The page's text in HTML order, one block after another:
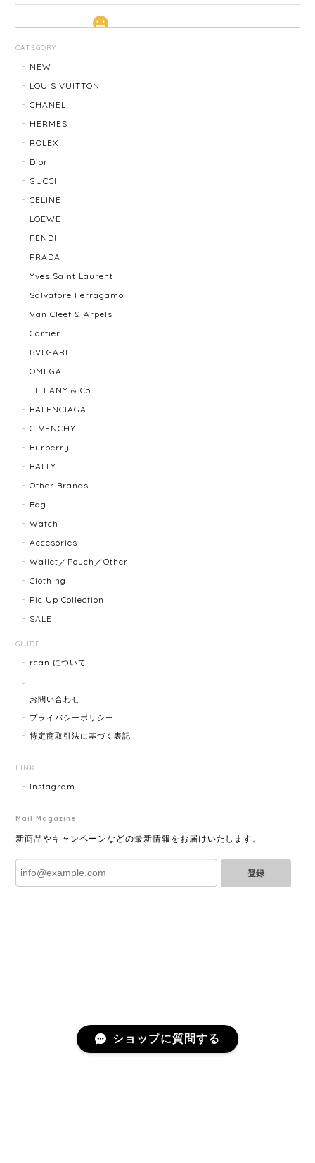
でした！ありがとうございました。また機会ありまし
たら利用させていただきたいと思いました🙇‍♀️
迅速に対応してくださり、ありがとうございます。 品
物の状態も良く、満足しております🥰 また機会があり
ましたらよろしくお願いします！
はぜんぜんわからずとても綺麗で素敵な時計でとても
気にいりました。 いつも迅速な発送と綺麗な商品ばか
りなので安心して購入できます。ありがとうございま
2025/06/28
とても綺麗なお品でした✨ ありがとうございました！
CATEGORY
NEW
LOUIS VUITTON
CHANEL
HERMES
ROLEX
Dior
GUCCI
CELINE
LOEWE
FENDI
PRADA
Yves Saint Laurent
Salvatore Ferragamo
Van Cleef & Arpels
Cartier
BVLGARI
OMEGA
TIFFANY & Co.
BALENCIAGA
GIVENCHY
Burberry
BALLY
Other Brands
Bag
Watch
Accesories
Wallet／Pouch／Other
Clothing
Pic Up Collection
SALE
GUIDE
rean について
お問い合わせ
プライバシーポリシー
特定商取引法に基づく表記
LINK
Instagram
Mail Magazine
新商品やキャンペーンなどの最新情報をお届けいたします。
登録
ショップに質問する